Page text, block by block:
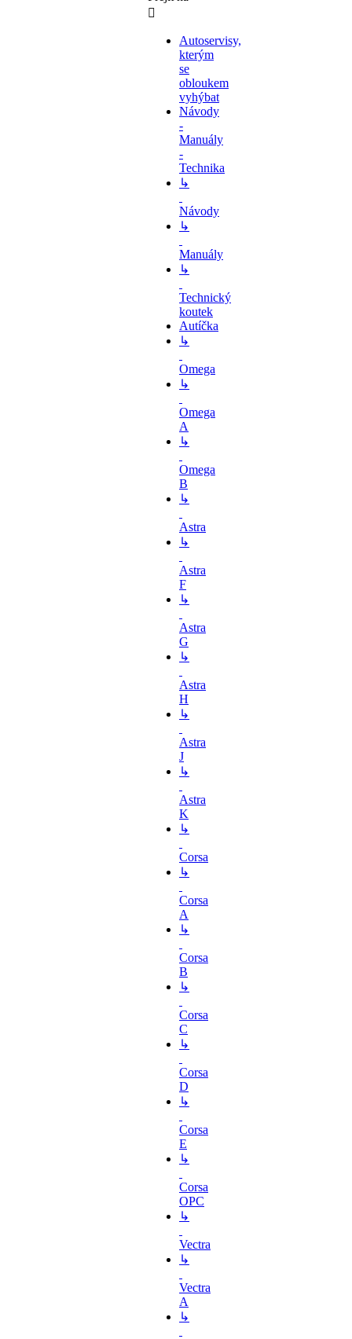
Autoservisy,
kterým
se
obloukem
vyhýbat
Návody
-
Manuály
-
Technika
↳
Návody
↳
Manuály
↳
Technický
koutek
Autíčka
↳
Omega
↳
Omega
A
↳
Omega
B
↳
Astra
↳
Astra
F
↳
Astra
G
↳
Astra
H
↳
Astra
J
↳
Astra
K
↳
Corsa
↳
Corsa
A
↳
Corsa
B
↳
Corsa
C
↳
Corsa
D
↳
Corsa
E
↳
Corsa
OPC
↳
Vectra
↳
Vectra
A
↳